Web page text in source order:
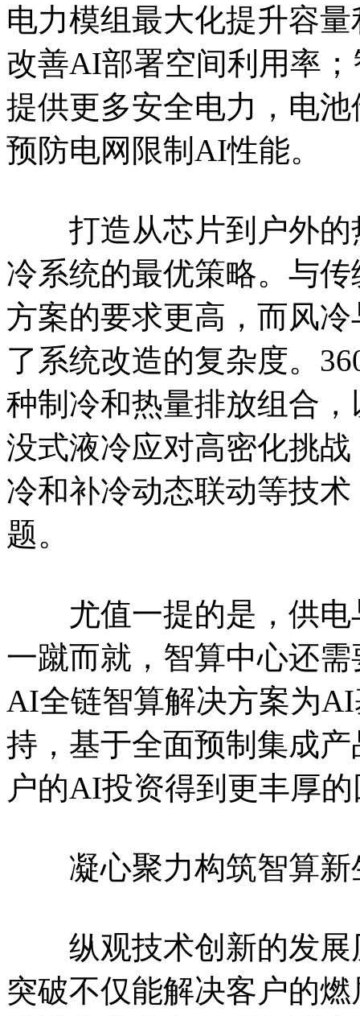
电力模组最大化提升容
改善AI部署空间利用率
提供更多安全电力，电
预防电网限制AI性能。
打造从芯片到户外的
冷系统的最优策略。与
方案的要求更高，而风
了系统改造的复杂度。
种制冷和热量排放组合
没式液冷应对高密化挑
冷和补冷动态联动等技
题。
尤值一提的是，供电
一蹴而就，智算中心还
AI全链智算解决方案为
持，基于全面预制集成
户的AI投资得到更丰厚
凝心聚力构筑智算新
纵观技术创新的发展
突破不仅能解决客户的